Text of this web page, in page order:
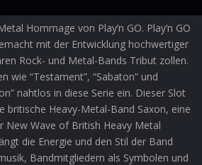
Hommage von Play’n GO. Play’n GO
mit der Entwicklung hochwertiger
Rock- und Metal-Bands Tribut zollen.
wie “Testament”, “Sabaton” und
nahtlos in diese Serie ein. Dieser Slot
britische Heavy-Metal-Band Saxon, eine
New Wave of British Heavy Metal
die Energie und den Stil der Band
Bandmitgliedern als Symbolen und